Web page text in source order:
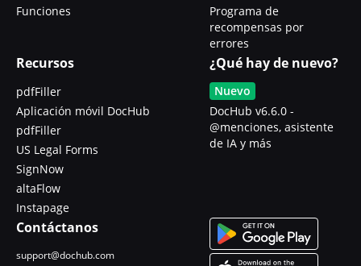
Funciones
Programa de
recompensas por
errores
Recursos
pdfFiller
Aplicación móvil DocHub
pdfFiller
US Legal Forms
SignNow
altaFlow
Instapage
¿Qué hay de nuevo?
Nuevo
DocHub v6.6.0 -
@menciones, asistente
de IA y más
Contáctanos
support@dochub.com